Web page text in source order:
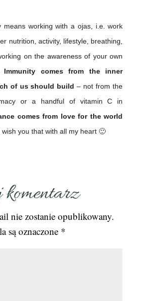
means working with a ojas, i.e. work
nutrition, activity, lifestyle, breathing,
on the awareness of your own
Immunity comes from the inner
of us should build – not from the
or a handful of vitamin C in
comes from love for the world
wish you that with all my heart 🙂
nie zostanie opublikowany.
są oznaczone *